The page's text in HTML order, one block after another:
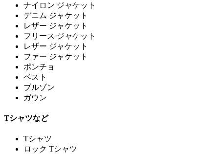
ナイロン ジャケット
デニム ジャケット
レザー ジャケット
フリース ジャケット
レザー ジャケット
ファー ジャケット
ポンチョ
ベスト
ブルゾン
ガウン
Tシャツなど
Tシャツ
ロック Tシャツ